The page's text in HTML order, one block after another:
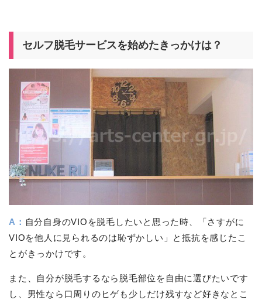
セルフ脱毛サービスを始めたきっかけは？
A： 自分自身のVIOを脱毛したいと思った時、「さすがに
VIOを他人に見られるのは恥ずかしい」と抵抗を感じたこ
とがきっかけです。
また、自分が脱毛するなら脱毛部位を自由に選びたいです
し、男性なら口周りのヒゲも少しだけ残すなど好きなとこ